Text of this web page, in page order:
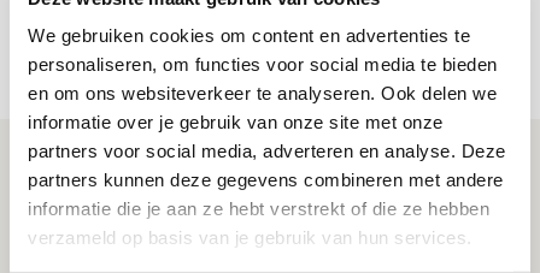
We gebruiken cookies om content en advertenties te
personaliseren, om functies voor social media te bieden
en om ons websiteverkeer te analyseren. Ook delen we
informatie over je gebruik van onze site met onze
partners voor social media, adverteren en analyse. Deze
partners kunnen deze gegevens combineren met andere
informatie die je aan ze hebt verstrekt of die ze hebben
verzameld op basis van je gebruik van hun services.
jij aan nieuw eredivisieseizoen?
Spelen bij Jong Ajax of Ajax 1? Dat
maakt Abdalla ‘geen reet’ uit
08 AUGUSTUS 2026 - 10:04